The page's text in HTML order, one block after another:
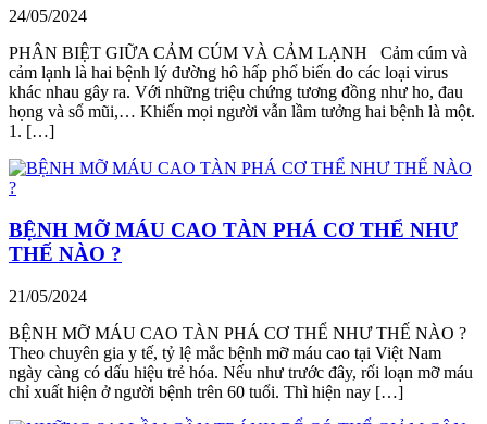
24/05/2024
PHÂN BIỆT GIỮA CẢM CÚM VÀ CẢM LẠNH Cảm cúm và
cảm lạnh là hai bệnh lý đường hô hấp phổ biến do các loại virus
khác nhau gây ra. Với những triệu chứng tương đồng như ho, đau
họng và sổ mũi,… Khiến mọi người vẫn lầm tưởng hai bệnh là một.
1. […]
BỆNH MỠ MÁU CAO TÀN PHÁ CƠ THỂ NHƯ
THẾ NÀO ?
21/05/2024
BỆNH MỠ MÁU CAO TÀN PHÁ CƠ THỂ NHƯ THẾ NÀO ?
Theo chuyên gia y tế, tỷ lệ mắc bệnh mỡ máu cao tại Việt Nam
ngày càng có dấu hiệu trẻ hóa. Nếu như trước đây, rối loạn mỡ máu
chỉ xuất hiện ở người bệnh trên 60 tuổi. Thì hiện nay […]